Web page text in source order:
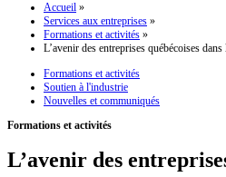
Accueil »
Services aux entreprises »
Formations et activités »
L’avenir des entreprises québécoises
Formations et activités
Soutien à l'industrie
Nouvelles et communiqués
Formations et activités
L’avenir des